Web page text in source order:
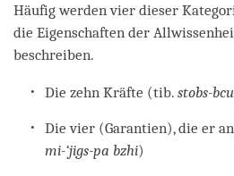
Häufig werden vier dieser
die Eigenschaften der
beschreiben.
Die zehn Kräfte (tib.stobs-bcu
Die vier (Garantien), die er
mi-‘jigs-pa bzhi)